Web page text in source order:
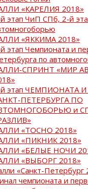
«КАРЕЛИЯ 2018»
этап ЧиП СПб, 2-й
«ЯККИМА 2018»
этап Чемпионата и
по
СПРИНТ «МИР
этап ЧЕМПИОНАТА
ПЕТЕРБУРГА ПО
и
«ТОСНО 2018»
«ПИКНИК 2018»
«БЕЛЫЕ НОЧИ
«ВЫБОРГ 2018»
«Санкт-Петербург
чемпионата и